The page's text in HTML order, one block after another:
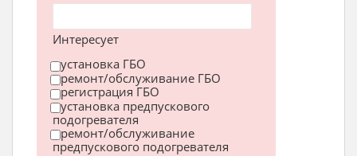
Интересует
установка ГБО
ремонт/обслуживание ГБО
регистрация ГБО
установка предпускового
подогревателя
ремонт/обслуживание
предпускового подогревателя